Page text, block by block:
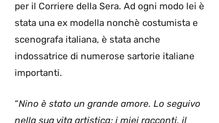
per il Corriere della Sera. Ad ogni modo lei è
stata una ex modella nonchè costumista e
scenografa italiana, è stata anche
indossatrice di numerose sartorie italiane
importanti.
“Nino è stato un grande amore. Lo seguivo
nella sua vita artistica; i miei racconti, il